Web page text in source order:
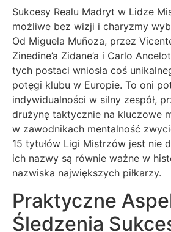
Sukcesy Realu Madryt w Lidze
możliwe bez wizji i charyzmy
Od Miguela Muñoza, przez
Zinedine’a Zidane’a i Carlo
tych postaci wniosła coś
potęgi klubu w Europie. To oni
indywidualności w silny zespół,
drużynę taktycznie na kluczowe
w zawodnikach mentalność
15 tytułów Ligi Mistrzów jest nie
ich nazwy są równie ważne w
nazwiska największych piłkarzy.
Praktyczne
Śledzenia